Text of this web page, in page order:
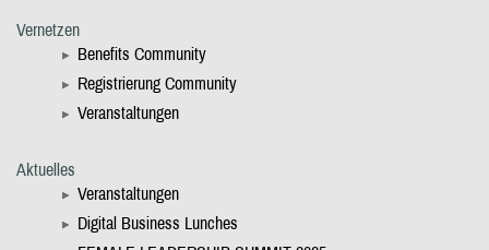
Vernetzen
Benefits Community
Registrierung Community
Veranstaltungen
Aktuelles
Veranstaltungen
Digital Business Lunches